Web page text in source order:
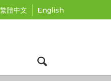
繁體中文 English